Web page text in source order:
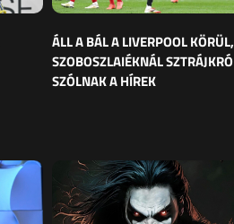
ÁLL A BÁL A LIVERPOOL KÖRÜL,
SZOBOSZLAIÉKNÁL
SZÓLNAK A HÍREK